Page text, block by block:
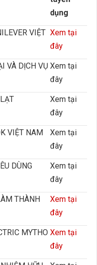
dụng
VIỆT Xem tại
đây
VÀ DỊCH VỤ Xem tại
đây
Xem tại
đây
VIỆT NAM
Xem tại
đây
DÙNG
Xem tại
đây
THÀNH
Xem tại
đây
MYTHO Xem tại
đây